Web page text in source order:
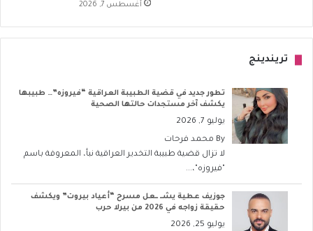
أغسطس 7, 2026
تريندينج
تطور جديد في قضية الطبيبة العراقية “فيروزه”… طبيبها
يكشف آخر مستجدات حالتها الصحية
يوليو 7, 2026
By محمد فرحات
لا تزال قضية طبيبة التخدير العراقية نبأ، المعروفة باسم
"فيروزه"،...
جوزيف عطية يشــ ــعل مسرح “أعياد بيروت” ويكشف
حقيقة زواجه في 2026 من بيرلا حرب
يوليو 25, 2026